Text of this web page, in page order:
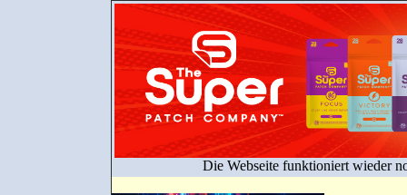
Die Webseite funktioniert wieder